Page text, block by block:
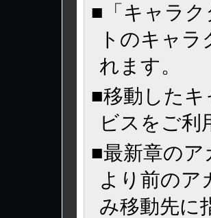
■「キャラ
トのキャ
れます。
■移動したキ
ビスをご利
■最新章の
より前のア
み移動先に